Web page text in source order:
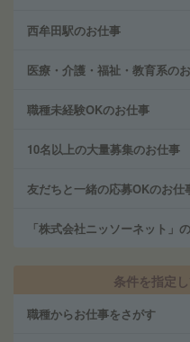
西牟田駅のお仕事
医療・介護・福祉・教育系の
職種未経験OKのお仕事
10名以上の大量募集のお仕事
友だちと一緒の応募OKのお仕
「株式会社ニッソーネット」
条件を指定
職種からお仕事をさがす